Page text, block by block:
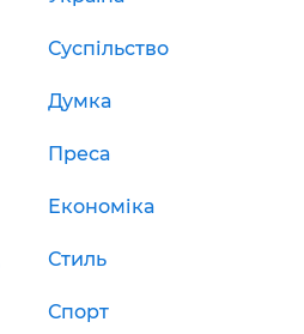
Суспільство
Думка
Преса
Економіка
Стиль
Спорт